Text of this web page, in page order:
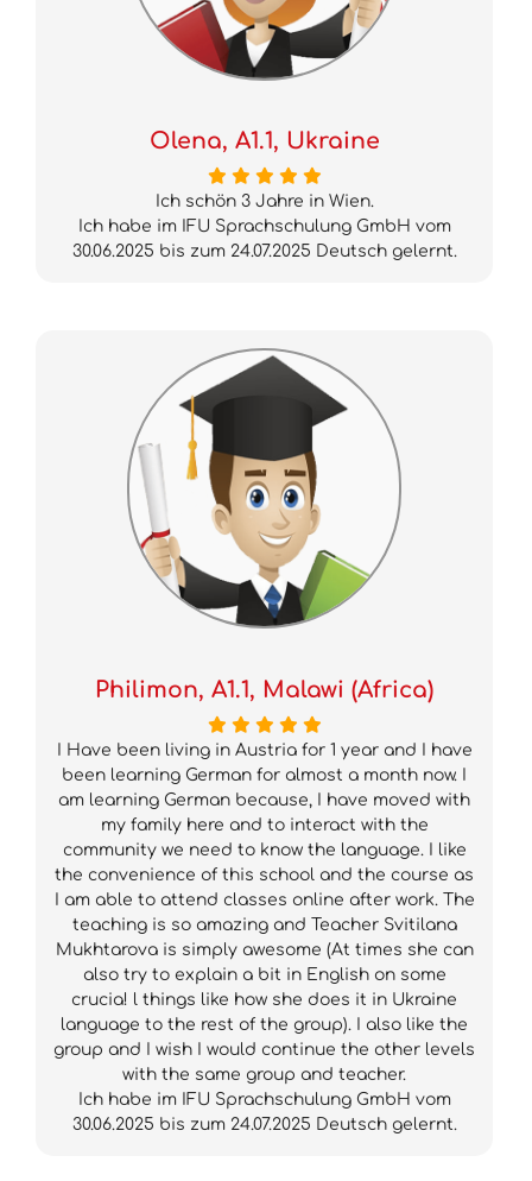
Olena, A1.1, Ukraine
Ich schön 3 Jahre in Wien.
Ich habe im IFU Sprachschulung GmbH vom
30.06.2025 bis zum 24.07.2025 Deutsch gelernt.
Philimon, A1.1, Malawi (Africa)
I Have been living in Austria for 1 year and I have
been learning German for almost a month now. I
am learning German because, I have moved with
my family here and to interact with the
community we need to know the language. I like
the convenience of this school and the course as
I am able to attend classes online after work. The
teaching is so amazing and Teacher Svitilana
Mukhtarova is simply awesome (At times she can
also try to explain a bit in English on some
crucia! l things like how she does it in Ukraine
language to the rest of the group). I also like the
group and I wish I would continue the other levels
with the same group and teacher.
Ich habe im IFU Sprachschulung GmbH vom
30.06.2025 bis zum 24.07.2025 Deutsch gelernt.